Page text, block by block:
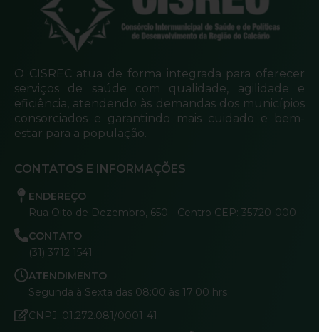
O CISREC atua de forma integrada para oferecer
serviços de saúde com qualidade, agilidade e
eficiência, atendendo às demandas dos municípios
consorciados e garantindo mais cuidado e bem-
estar para a população.
CONTATOS E INFORMAÇÕES
ENDEREÇO
Rua Oito de Dezembro, 650 - Centro CEP: 35720-000
CONTATO
(31) 3712 1541
ATENDIMENTO
Segunda à Sexta das 08:00 às 17:00 hrs
CNPJ: 01.272.081/0001-41